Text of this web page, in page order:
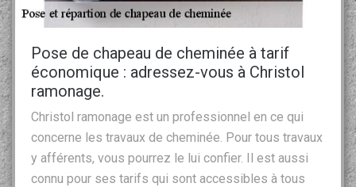
Pose de chapeau de cheminée à tarif
économique : adressez-vous à Christol
ramonage.
Christol ramonage est un professionnel en ce qui
concerne les travaux de cheminée. Pour tous travaux
y afférents, vous pourrez le lui confier. Il est aussi
connu pour ses tarifs qui sont accessibles à tous